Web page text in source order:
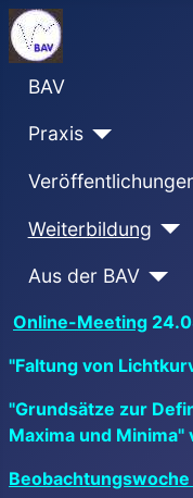
BAV
Praxis
Weiterbildung
Aus der BAV
Online-Meeting
"Faltung von
"Grundsätze zur
Maxima und Minima"